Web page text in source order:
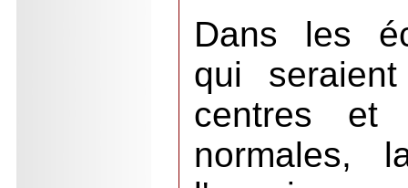
Dans les
qui
centres et